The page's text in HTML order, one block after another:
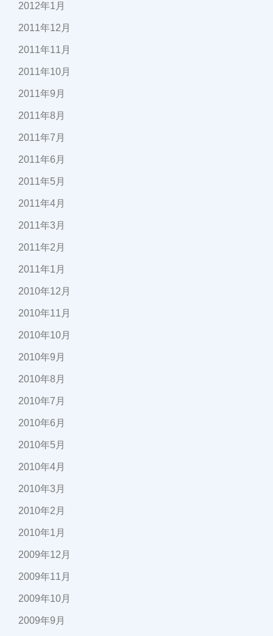
2012年1月
2011年12月
2011年11月
2011年10月
2011年9月
2011年8月
2011年7月
2011年6月
2011年5月
2011年4月
2011年3月
2011年2月
2011年1月
2010年12月
2010年11月
2010年10月
2010年9月
2010年8月
2010年7月
2010年6月
2010年5月
2010年4月
2010年3月
2010年2月
2010年1月
2009年12月
2009年11月
2009年10月
2009年9月